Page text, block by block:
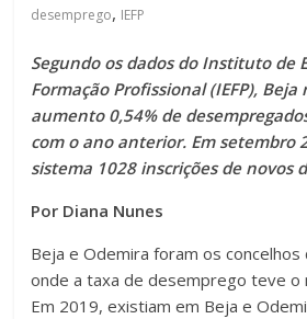
desemprego, IEFP
Segundo os dados do Instituto de
Formação Profissional (IEFP),
aumento 0,54% de
com o ano anterior. Em setembro
sistema 1028 inscrições de novos
Por Diana Nunes
Beja e Odemira foram os concelhos
onde a taxa de desemprego teve o
Em 2019, existiam em Beja e